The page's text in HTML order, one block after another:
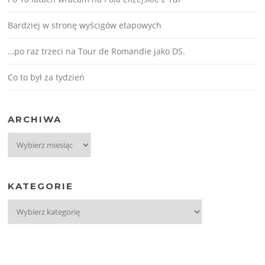
Bardziej w stronę wyścigów etapowych
…po raz trzeci na Tour de Romandie jako DS.
Co to był za tydzień
ARCHIWA
KATEGORIE